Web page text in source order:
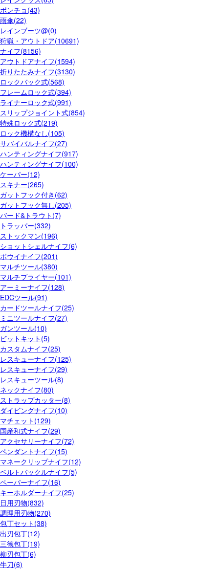
ポンチョ(43)
雨傘(22)
レインブーツ@(0)
狩猟・アウトドア(10691)
ナイフ(8156)
アウトドアナイフ(1594)
折りたたみナイフ(3130)
ロックバック式(568)
フレームロック式(394)
ライナーロック式(991)
スリップジョイント式(854)
特殊ロック式(219)
ロック機構なし(105)
サバイバルナイフ(27)
ハンティングナイフ(917)
ハンティングナイフ(100)
ケーパー(12)
スキナー(265)
ガットフック付き(62)
ガットフック無し(205)
バード&トラウト(7)
トラッパー(332)
ストックマン(196)
ショットシェルナイフ(6)
ボウイナイフ(201)
マルチツール(380)
マルチプライヤー(101)
アーミーナイフ(128)
EDCツール(91)
カードツールナイフ(25)
ミニツールナイフ(27)
ガンツール(10)
ビットキット(5)
カスタムナイフ(25)
レスキューナイフ(125)
レスキューナイフ(29)
レスキューツール(8)
ネックナイフ(80)
ストラップカッター(8)
ダイビングナイフ(10)
マチェット(129)
国産和式ナイフ(29)
アクセサリーナイフ(72)
ペンダントナイフ(15)
マネークリップナイフ(12)
ベルトバックルナイフ(5)
ペーパーナイフ(16)
キーホルダーナイフ(25)
日用刃物(832)
調理用刃物(270)
包丁セット(38)
出刃包丁(12)
三徳包丁(19)
柳刃包丁(6)
牛刀(6)